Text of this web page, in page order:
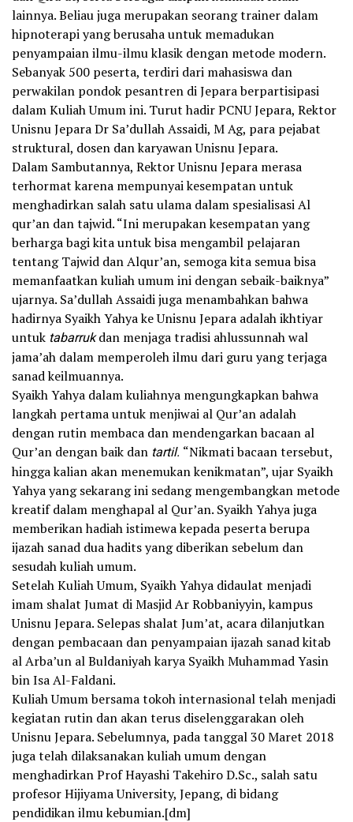
lainnya. Beliau juga merupakan seorang trainer dalam
hipnoterapi yang berusaha untuk memadukan
penyampaian ilmu-ilmu klasik dengan metode modern.
Sebanyak 500 peserta, terdiri dari mahasiswa dan
perwakilan pondok pesantren di Jepara berpartisipasi
dalam Kuliah Umum ini. Turut hadir PCNU Jepara, Rektor
Unisnu Jepara Dr Sa’dullah Assaidi, M Ag, para pejabat
struktural, dosen dan karyawan Unisnu Jepara.
Dalam Sambutannya, Rektor Unisnu Jepara merasa
terhormat karena mempunyai kesempatan untuk
menghadirkan salah satu ulama dalam spesialisasi Al
qur’an dan tajwid. “Ini merupakan kesempatan yang
berharga bagi kita untuk bisa mengambil pelajaran
tentang Tajwid dan Alqur’an, semoga kita semua bisa
memanfaatkan kuliah umum ini dengan sebaik-baiknya”
ujarnya. Sa’dullah Assaidi juga menambahkan bahwa
hadirnya Syaikh Yahya ke Unisnu Jepara adalah ikhtiyar
untuk ­tabarrukdan menjaga tradisi ahlussunnah wal
jama’ah dalam memperoleh ilmu dari guru yang terjaga
sanad keilmuannya.
Syaikh Yahya dalam kuliahnya mengungkapkan bahwa
langkah pertama untuk menjiwai al Qur’an adalah
dengan rutin membaca dan mendengarkan bacaan al
Qur’an dengan baik dan tartil. “Nikmati bacaan tersebut,
hingga kalian akan menemukan kenikmatan”, ujar Syaikh
Yahya yang sekarang ini sedang mengembangkan metode
kreatif dalam menghapal al Qur’an. Syaikh Yahya juga
memberikan hadiah istimewa kepada peserta berupa
ijazah sanad dua hadits yang diberikan sebelum dan
sesudah kuliah umum.
Setelah Kuliah Umum, Syaikh Yahya didaulat menjadi
imam shalat Jumat di Masjid Ar Robbaniyyin, kampus
Unisnu Jepara. Selepas shalat Jum’at, acara dilanjutkan
dengan pembacaan dan penyampaian ijazah sanad kitab
al Arba’un al Buldaniyah karya Syaikh Muhammad Yasin
bin Isa Al-Faldani.
Kuliah Umum bersama tokoh internasional telah menjadi
kegiatan rutin dan akan terus diselenggarakan oleh
Unisnu Jepara. Sebelumnya, pada tanggal 30 Maret 2018
juga telah dilaksanakan kuliah umum dengan
menghadirkan Prof Hayashi Takehiro D.Sc., salah satu
profesor Hijiyama University, Jepang, di bidang
pendidikan ilmu kebumian.[dm]